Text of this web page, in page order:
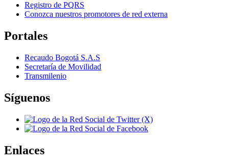
Registro de PQRS
Conozca nuestros promotores de red externa
Portales
Recaudo Bogotá S.A.S
Secretaría de Movilidad
Transmilenio
Síguenos
Enlaces